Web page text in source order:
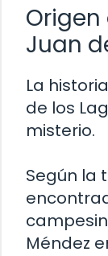
Origen
Juan
La
de los
misterio.
Según la
Méndez